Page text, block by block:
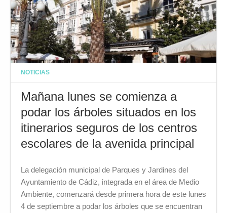
NOTICIAS
Mañana lunes se comienza a
podar los árboles situados en los
itinerarios seguros de los centros
escolares de la avenida principal
La delegación municipal de Parques y Jardines del
Ayuntamiento de Cádiz, integrada en el área de Medio
Ambiente, comenzará desde primera hora de este lunes
4 de septiembre a podar los árboles que se encuentran